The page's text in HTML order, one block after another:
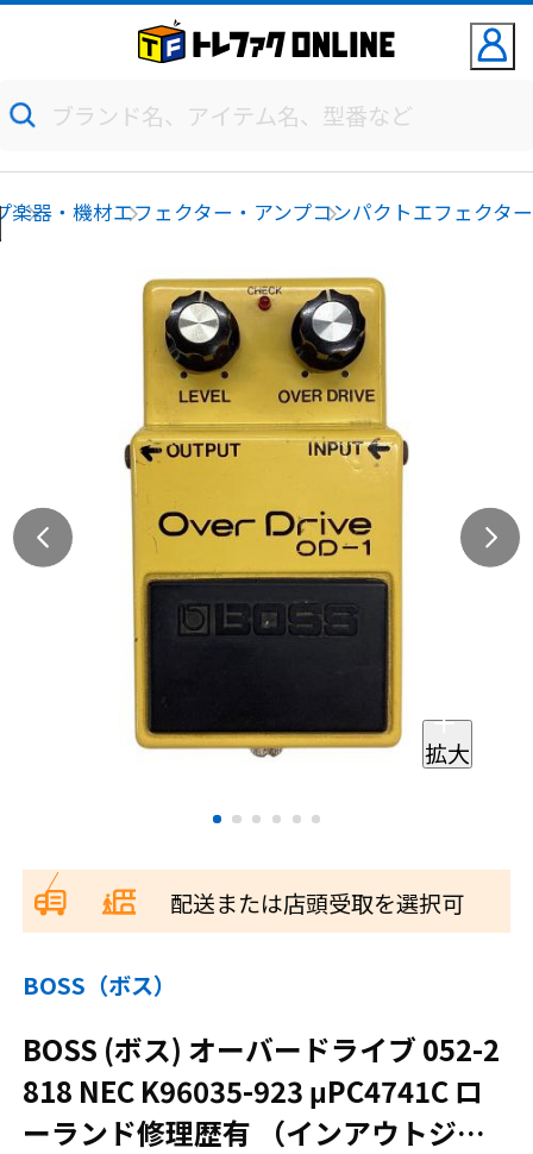
楽器・機材エフェクター・アンプコンパクトエフェクター
拡大
配送または店頭受取を選択可
BOSS（ボス）
BOSS (ボス) オーバードライブ 052-2
818 NEC K96035-923 μPC4741C ロ
ーランド修理歴有 （インアウトジャ